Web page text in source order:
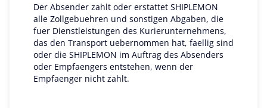
Der Absender zahlt oder erstattet SHIPLEMON
alle Zollgebuehren und sonstigen Abgaben, die
fuer Dienstleistungen des Kurierunternehmens,
das den Transport uebernommen hat, faellig sind
oder die SHIPLEMON im Auftrag des Absenders
oder Empfaengers entstehen, wenn der
Empfaenger nicht zahlt.